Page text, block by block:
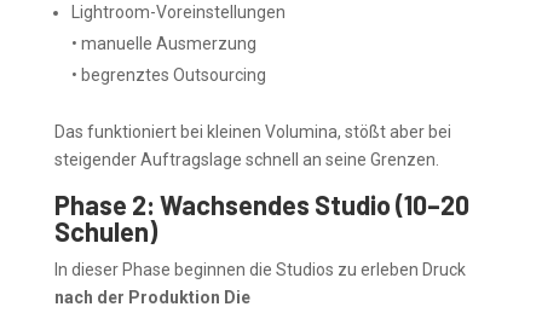
Lightroom-Voreinstellungen
• manuelle Ausmerzung
• begrenztes Outsourcing
Das funktioniert bei kleinen Volumina, stößt aber bei
steigender Auftragslage schnell an seine Grenzen.
Phase 2: Wachsendes Studio (10–20
Schulen)
In dieser Phase beginnen die Studios zu erleben Druck
nach der Produktion Die